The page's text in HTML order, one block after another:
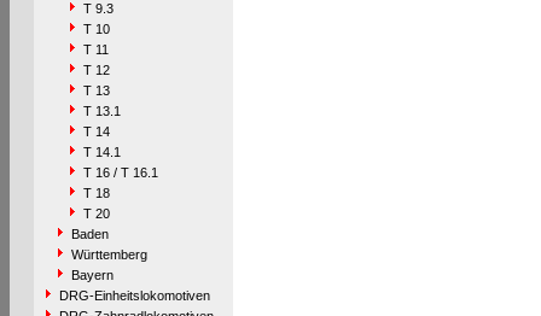
T 9.3
T 10
T 11
T 12
T 13
T 13.1
T 14
T 14.1
T 16 / T 16.1
T 18
T 20
Baden
Württemberg
Bayern
DRG-Einheitslokomotiven